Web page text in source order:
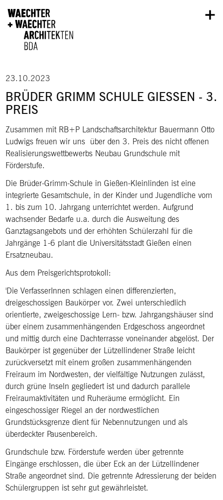
23.10.2023
BRÜDER GRIMM SCHULE GIESSEN - 3. P
REIS
Zusammen mit RB+P Landschaftsarchitektur Bauermann Otto
Ludwigs freuen wir uns über den 3. Preis des nicht offenen
Realisierungswettbewerbs Neubau Grundschule mit
Förderstufe.
Die Brüder-Grimm-Schule in Gießen-Kleinlinden ist eine
integrierte Gesamtschule, in der Kinder und Jugendliche vom
1. bis zum 10. Jahrgang unterrichtet werden. Aufgrund
wachsender Bedarfe u.a. durch die Ausweitung des
Ganztagsangebots und der erhöhten Schülerzahl für die
Jahrgänge 1-6 plant die Universitätsstadt Gießen einen
Ersatzneubau.
Aus dem Preisgerichtsprotokoll:
'Die VerfasserInnen schlagen einen differenzierten,
dreigeschossigen Baukörper vor. Zwei unterschiedlich
orientierte, zweigeschossige Lern- bzw. Jahrgangshäuser sind
über einem zusammenhängenden Erdgeschoss angeordnet
und mittig durch eine Dachterrasse voneinander abgelöst. Der
Baukörper ist gegenüber der Lützellindener Straße leicht
zurückversetzt mit einem großen zusammenhängenden
Freiraum im Nordwesten, der vielfältige Nutzungen zulässt,
durch grüne Inseln gegliedert ist und dadurch parallele
Freiraumaktivitäten und Ruheräume ermöglicht. Ein
eingeschossiger Riegel an der nordwestlichen
Grundstücksgrenze dient für Nebennutzungen und als
überdeckter Pausenbereich.
Grundschule bzw. Förderstufe werden über getrennte
Eingänge erschlossen, die über Eck an der Lützellindener
Straße angeordnet sind. Die getrennte Adressierung der beiden
Schülergruppen ist sehr gut gewährleistet.